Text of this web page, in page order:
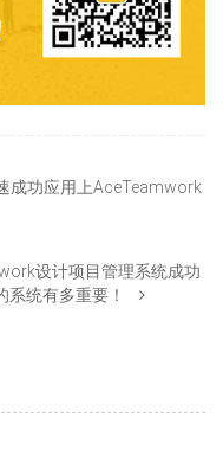
成功应用上AceTeamwork
设计项目管理系统成功
统有多重要！